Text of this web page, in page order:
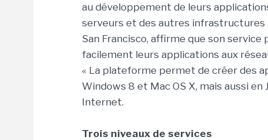
au développement de leurs
serveurs et des autres infrastructures
San Francisco, affirme que son
facilement leurs applications aux
« La plateforme permet de créer des
Windows 8 et Mac OS X, mais aussi
Internet.
Trois niveaux de services